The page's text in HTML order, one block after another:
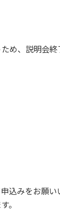
め、説明会
込みをお願い
。